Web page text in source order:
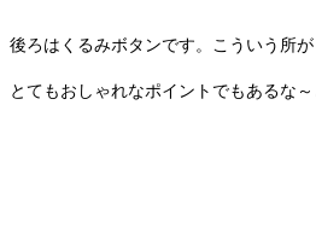
後ろはくるみボタンです。こういう所が
とてもおしゃれなポイントでもあるな